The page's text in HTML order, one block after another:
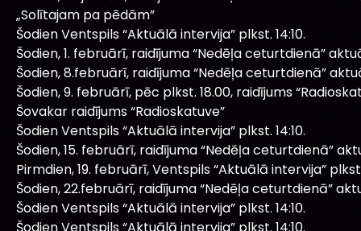
„Solītajam pa pēdām”
Šodien Ventspils “Aktuālā intervija” plkst. 14:10.
Šodien, 1. februārī, raidījuma “Nedēļa ceturtdienā”
Šodien, 8.februārī, raidījuma “Nedēļa ceturtdienā”
Šodien, 9. februārī, pēc plkst. 18.00, raidījums
Šovakar raidījums “Radioskatuve”
Šodien Ventspils “Aktuālā intervija” plkst. 14:10.
Šodien, 15. februārī, raidījuma “Nedēļa ceturtdienā”
Pirmdien, 19. februārī, Ventspils “Aktuālā intervija” plkst.
Šodien, 22.februārī, raidījuma “Nedēļa ceturtdienā”
Šodien Ventspils “Aktuālā intervija” plkst. 14:10.
Šodien Ventspils “Aktuālā intervija” plkst. 14:10.